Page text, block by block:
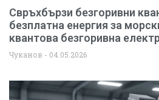
Свръхбързи безгоривни
безплатна енергия за
квантова безгоривна
Чуканов 04.05.2026